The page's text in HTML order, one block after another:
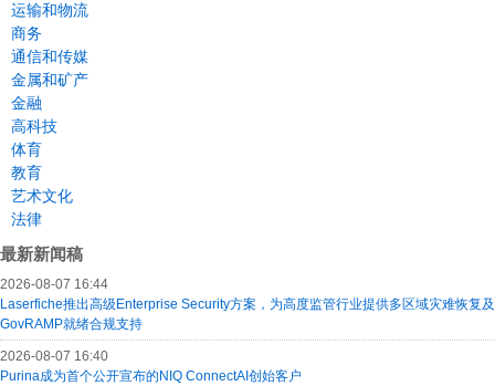
运输和物流
商务
通信和传媒
金属和矿产
金融
高科技
体育
教育
艺术文化
法律
最新新闻稿
2026-08-07 16:44
Laserfiche推出高级Enterprise Security方案，为高度监管行业提供多区域灾难恢复及
GovRAMP就绪合规支持
2026-08-07 16:40
Purina成为首个公开宣布的NIQ ConnectAI创始客户